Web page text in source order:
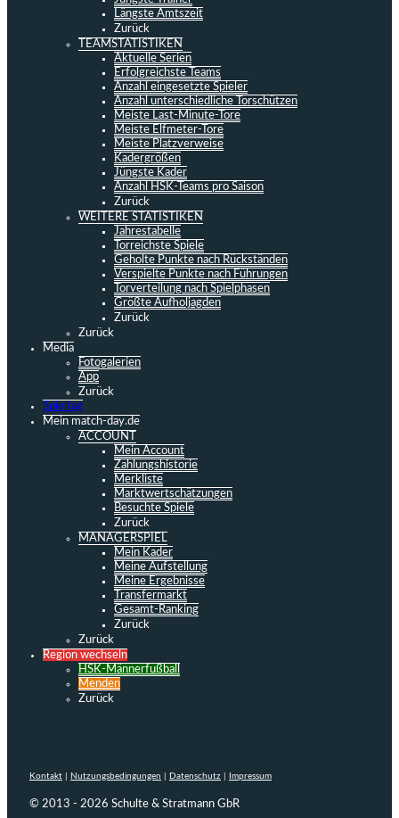
Längste Amtszeit
Zurück
TEAMSTATISTIKEN
Aktuelle Serien
Erfolgreichste Teams
Anzahl eingesetzte Spieler
Anzahl unterschiedliche Torschützen
Meiste Last-Minute-Tore
Meiste Elfmeter-Tore
Meiste Platzverweise
Kadergrößen
Jüngste Kader
Anzahl HSK-Teams pro Saison
Zurück
WEITERE STATISTIKEN
Jahrestabelle
Torreichste Spiele
Geholte Punkte nach Rückständen
Verspielte Punkte nach Führungen
Torverteilung nach Spielphasen
Größte Aufholjagden
Zurück
Zurück
Media
Fotogalerien
App
Zurück
Spieltag
Mein match-day.de
ACCOUNT
Mein Account
Zahlungshistorie
Merkliste
Marktwertschätzungen
Besuchte Spiele
Zurück
MANAGERSPIEL
Mein Kader
Meine Aufstellung
Meine Ergebnisse
Transfermarkt
Gesamt-Ranking
Zurück
Zurück
Region wechseln
HSK-Männerfußball
Menden
Zurück
Kontakt Nutzungsbedingungen Datenschutz Impressum
© 2013 - 2026 Schulte & Stratmann GbR